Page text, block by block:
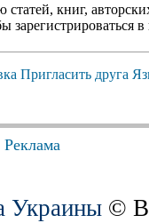
книг,
зарегистрироваться в
Пригласить друга
Реклама
Украины ©